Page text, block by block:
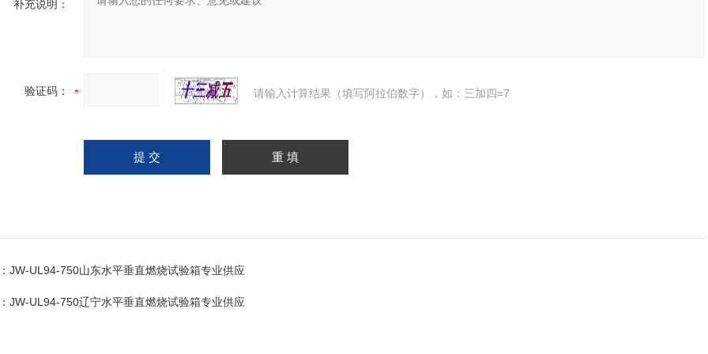
补充说明：
验证码： 请输入计算结果（填写阿拉伯数字），如：三加四=7
JW-UL94-750山东水平垂直燃烧试验箱专业供应
JW-UL94-750辽宁水平垂直燃烧试验箱专业供应